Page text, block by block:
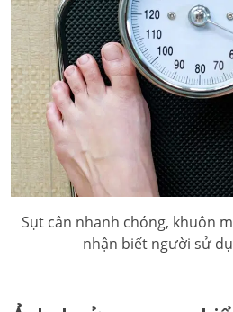
Sụt cân nhanh chóng, khuôn
nhận biết người sử